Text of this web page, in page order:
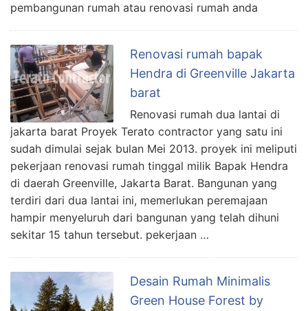
pembangunan rumah atau renovasi rumah anda
Renovasi rumah bapak
Hendra di Greenville Jakarta
barat
Renovasi rumah dua lantai di
jakarta barat Proyek Terato contractor yang satu ini
sudah dimulai sejak bulan Mei 2013. proyek ini meliputi
pekerjaan renovasi rumah tinggal milik Bapak Hendra
di daerah Greenville, Jakarta Barat. Bangunan yang
terdiri dari dua lantai ini, memerlukan peremajaan
hampir menyeluruh dari bangunan yang telah dihuni
sekitar 15 tahun tersebut. pekerjaan …
Desain Rumah Minimalis
Green House Forest by